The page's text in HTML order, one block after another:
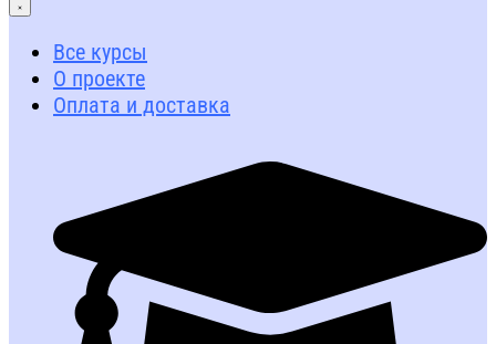
Все курсы
О проекте
Оплата и доставка